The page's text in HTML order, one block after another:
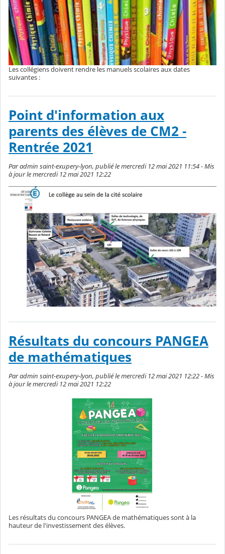
Les collégiens doivent rendre les manuels scolaires aux dates
suivantes :
Point d'information aux
parents des élèves de CM2 -
Rentrée 2021
Par admin saint-exupery-lyon, publié le mercredi 12 mai 2021 11:54 - Mis
à jour le mercredi 12 mai 2021 12:22
Résultats du concours PANGEA
de mathématiques
Par admin saint-exupery-lyon, publié le mercredi 12 mai 2021 12:22 - Mis
à jour le mercredi 12 mai 2021 12:22
Les résultats du concours PANGEA de mathématiques sont à la
hauteur de l'investissement des élèves.